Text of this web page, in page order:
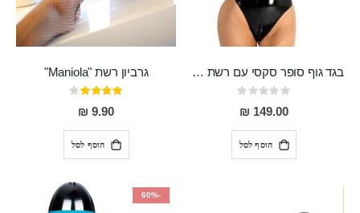
בגד גוף סופר סקסי עם רשת שקופה בחזה ושרשרות מלמעלה וריצרץ מלמטה Pan במפשעה
Rating:
0%
149.00 ₪
הוסף לסל
גרביון רשת "Maniola"
דירוג:
80%
9.90 ₪
הוסף לסל
-60%